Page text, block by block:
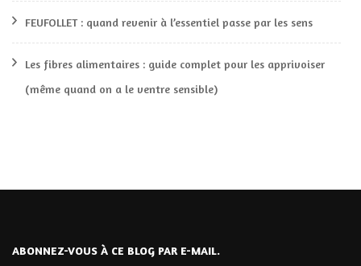
FEUFOLLET : quand revenir à l’essentiel passe par les sens
Les fibres alimentaires : guide complet pour les apprivoiser
(même quand on a le ventre sensible)
ABONNEZ-VOUS À CE BLOG PAR E-MAIL.